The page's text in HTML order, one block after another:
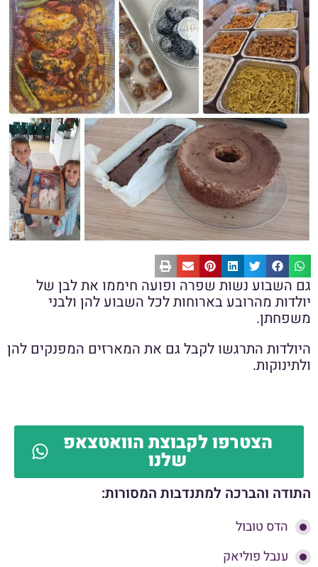
גם השבוע נשות שפרה ופועה חיממו את לבן של
יולדות מהרובע בארוחות לכל השבוע להן ולבני
משפחתן.
היולדות התרגשו לקבל גם את המארזים המפנקים להן
ולתינוקות.
הצטרפו לקבוצת הוואטצאפ
שלנו
התודה והברכה למתנדבות המסורות:
הדס טובול
ענבל פוליאק